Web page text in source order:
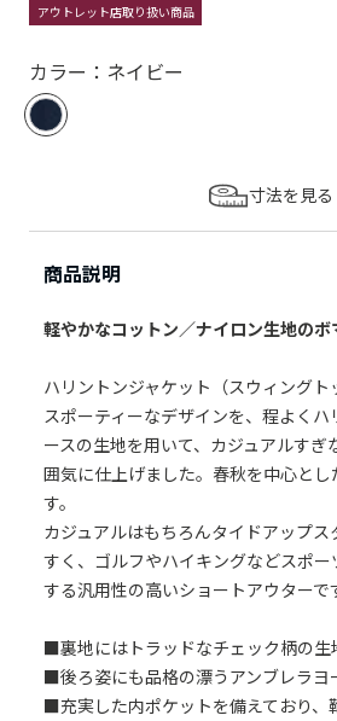
アウトレット店取り扱い商品
カラー：ネイビー
寸法を見る
商品説明
軽やかなコットン／ナイロン生地のボ
ハリントンジャケット（スウィング
スポーティーなデザインを、程よく
ースの生地を用いて、カジュアルすぎ
囲気に仕上げました。春秋を中心と
す。
カジュアルはもちろんタイドアップ
すく、ゴルフやハイキングなどスポ
する汎用性の高いショートアウターで
■裏地にはトラッドなチェック柄の生
■後ろ姿にも品格の漂うアンブレラヨ
■充実した内ポケットを備えており、